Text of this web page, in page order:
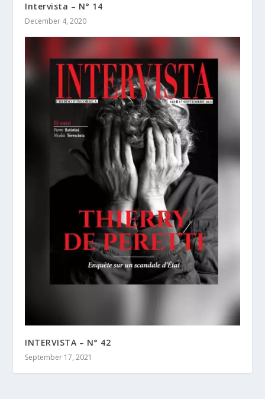
Intervista – N° 14
December 4, 2020
INTERVISTA – N° 42
September 17, 2021